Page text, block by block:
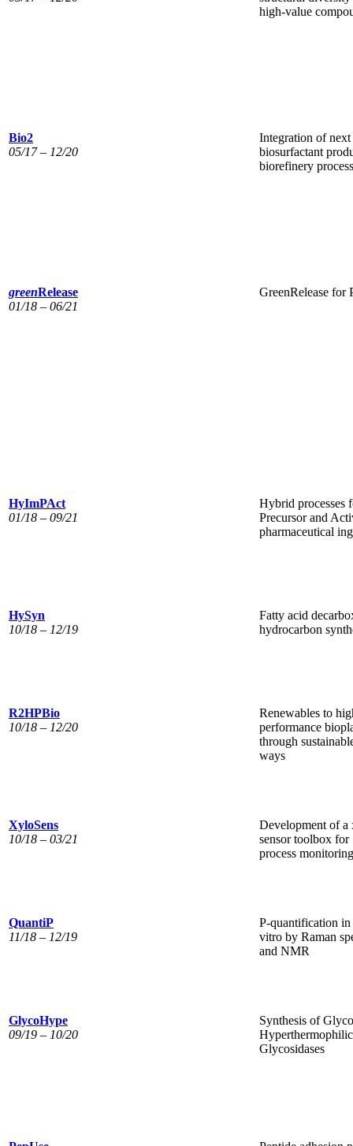
high-value
Bio2
05/17 – 12/20
Integration of next
biosurfactant
biorefinery
greenRelease
01/18 – 06/21
GreenRelease for
HyImPAct
01/18 – 09/21
Hybrid processes
Precursor and
pharmaceutical
HySyn
10/18 – 12/19
Fatty acid
hydrocarbon
R2HPBio
10/18 – 12/20
Renewables to
performance
through
ways
XyloSens
10/18 – 03/21
Development of a
sensor toolbox
process
QuantiP
11/18 – 12/19
P-quantification
vitro by Raman
and NMR
GlycoHype
09/19 – 10/20
Synthesis of
Hyperthermophilic
Glycosidases